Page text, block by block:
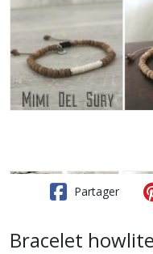
Partager
Bracelet